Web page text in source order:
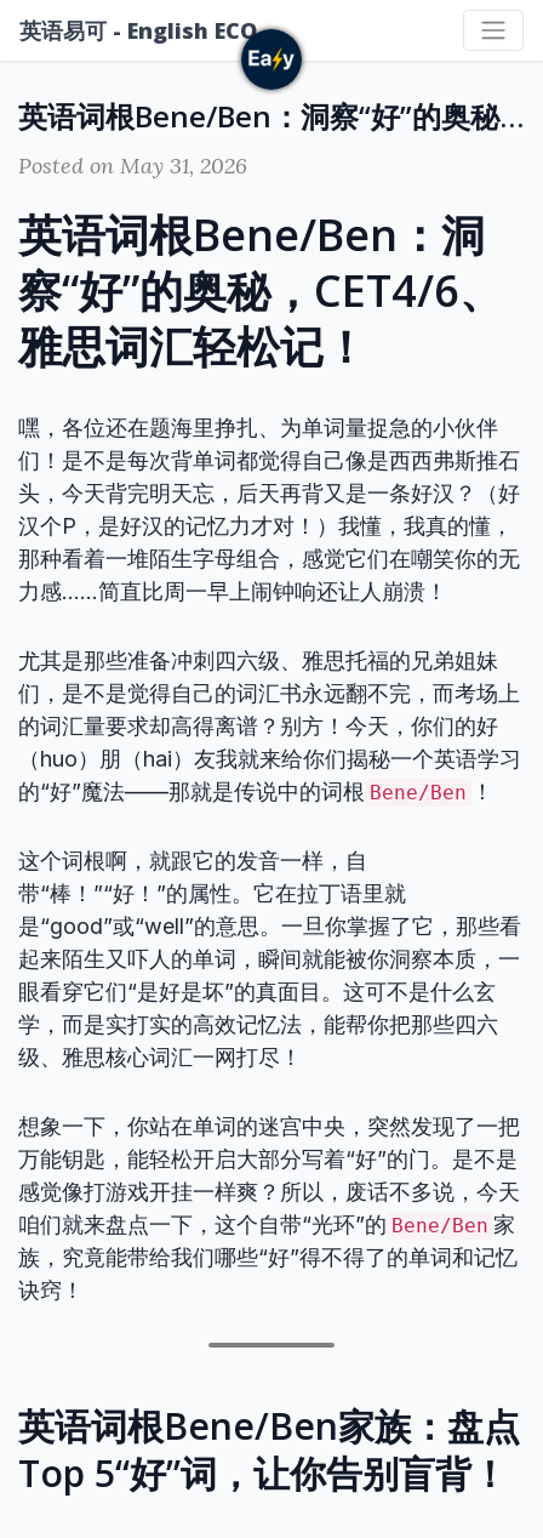
英语易可 - English ECO
英语词根Bene/Ben：洞察“好”的奥秘，CET4/6、雅思词汇轻松记！
Posted on May 31, 2026
英语词根Bene/Ben：洞
察“好”的奥秘，CET4/6、
雅思词汇轻松记！
嘿，各位还在题海里挣扎、为单词量捉急的小伙伴
们！是不是每次背单词都觉得自己像是西西弗斯推石
头，今天背完明天忘，后天再背又是一条好汉？（好
汉个P，是好汉的记忆力才对！）我懂，我真的懂，
那种看着一堆陌生字母组合，感觉它们在嘲笑你的无
力感……简直比周一早上闹钟响还让人崩溃！
尤其是那些准备冲刺四六级、雅思托福的兄弟姐妹
们，是不是觉得自己的词汇书永远翻不完，而考场上
的词汇量要求却高得离谱？别方！今天，你们的好
（huo）朋（hai）友我就来给你们揭秘一个英语学习
的“好”魔法——那就是传说中的词根 Bene/Ben ！
这个词根啊，就跟它的发音一样，自
带“棒！”“好！”的属性。它在拉丁语里就
是“good”或“well”的意思。一旦你掌握了它，那些看
起来陌生又吓人的单词，瞬间就能被你洞察本质，一
眼看穿它们“是好是坏”的真面目。这可不是什么玄
学，而是实打实的高效记忆法，能帮你把那些四六
级、雅思核心词汇一网打尽！
想象一下，你站在单词的迷宫中央，突然发现了一把
万能钥匙，能轻松开启大部分写着“好”的门。是不是
感觉像打游戏开挂一样爽？所以，废话不多说，今天
咱们就来盘点一下，这个自带“光环”的 Bene/Ben 家
族，究竟能带给我们哪些“好”得不得了的单词和记忆
诀窍！
英语词根Bene/Ben家族：盘点
Top 5“好”词，让你告别盲背！